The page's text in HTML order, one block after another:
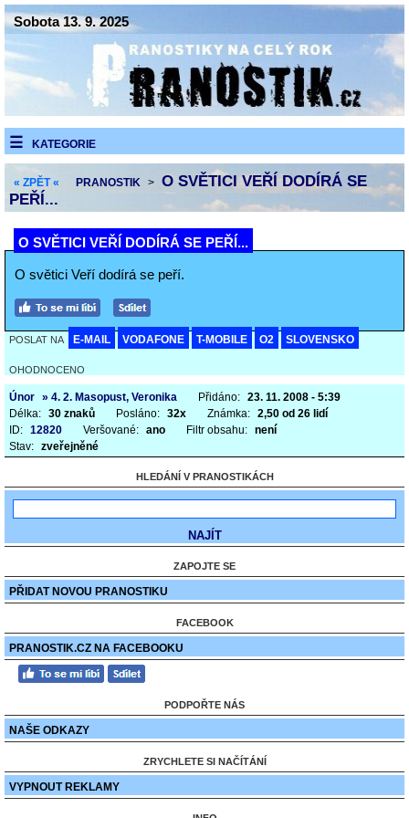
Sobota 13. 9. 2025
KATEGORIE
« ZPĚT « PRANOSTIK > O SVĚTICI VEŘÍ DODÍRÁ SE
PEŘÍ...
O SVĚTICI VEŘÍ DODÍRÁ SE PEŘÍ...
O světici Veří dodírá se peří.
POSLAT NA E-MAIL VODAFONE T-MOBILE O2 SLOVENSKO
OHODNOCENO
Únor » 4. 2. Masopust, Veronika Přidáno: 23. 11. 2008 - 5:39
Délka: 30 znaků Posláno: 32x Známka: 2,50 od 26 lidí
ID: 12820 Veršované: ano Filtr obsahu: není
Stav: zveřejněné
HLEDÁNÍ V PRANOSTIKÁCH
ZAPOJTE SE
PŘIDAT NOVOU PRANOSTIKU
FACEBOOK
PRANOSTIK.CZ NA FACEBOOKU
PODPOŘTE NÁS
NAŠE ODKAZY
ZRYCHLETE SI NAČÍTÁNÍ
VYPNOUT REKLAMY